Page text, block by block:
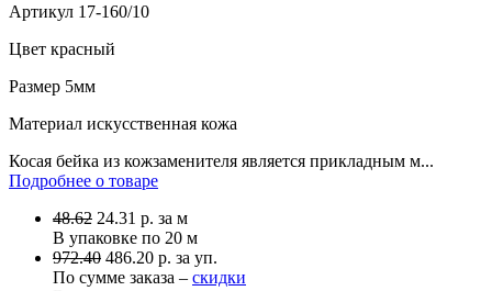
Артикул 17-160/10
Цвет красный
Размер 5мм
Материал искусственная кожа
Косая бейка из кожзаменителя является прикладным м...
Подробнее о товаре
48.62 24.31 р. за м
В упаковке по 20 м
972.40 486.20 р. за уп.
По сумме заказа – скидки